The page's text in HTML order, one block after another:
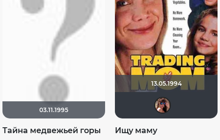
03.11.1995
Тайна медвежьей горы
13.05.1994
Ищу маму